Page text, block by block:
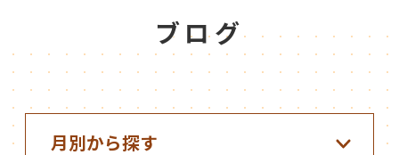
ブログ